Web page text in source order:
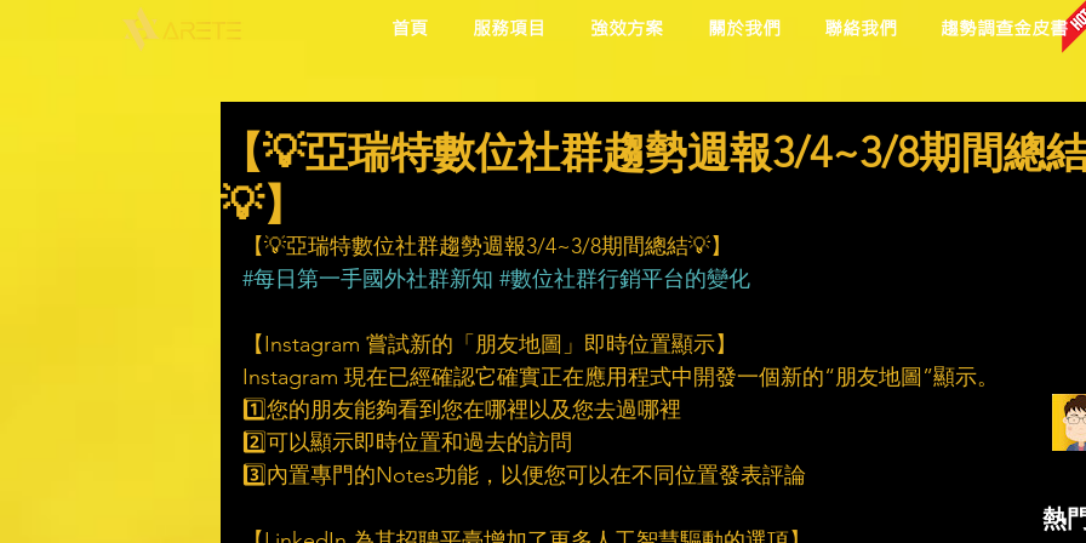
首頁 服務項目 強效方案 關於我們 聯絡我們 趨勢調查金皮書
【💡亞瑞特數位社群趨勢週報3/4~3/8期間總
💡】
【💡亞瑞特數位社群趨勢週報3/4~3/8期間總結💡】
#每日第一手國外社群新知 #數位社群行銷平台的變化
【Instagram 嘗試新的「朋友地圖」即時位置顯示】
Instagram 現在已經確認它確實正在應用程式中開發一個新的“朋友地圖”顯示。
1️⃣您的朋友能夠看到您在哪裡以及您去過哪裡
2️⃣可以顯示即時位置和過去的訪問
3️⃣內置專門的Notes功能，以便您可以在不同位置發表評論
熱